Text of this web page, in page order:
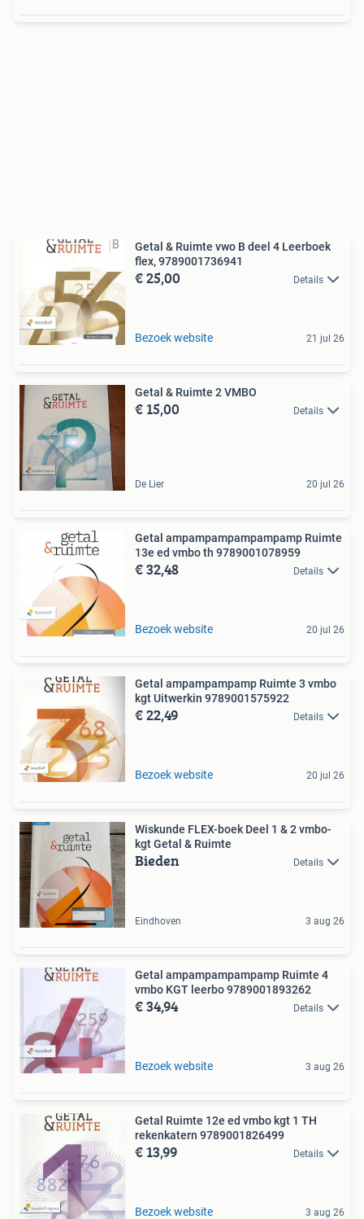
Getal & Ruimte vwo B deel 4 Leerboek
flex, 9789001736941
€ 25,00 Details
Bezoek website 21 jul 26
Getal & Ruimte 2 VMBO
€ 15,00 Details
De Lier 20 jul 26
Getal ampampampampampamp Ruimte
13e ed vmbo th 9789001078959
€ 32,48 Details
Bezoek website 20 jul 26
Getal ampampampamp Ruimte 3 vmbo
kgt Uitwerkin 9789001575922
€ 22,49 Details
Bezoek website 20 jul 26
Wiskunde FLEX-boek Deel 1 & 2 vmbo-
kgt Getal & Ruimte
Bieden Details
Eindhoven 3 aug 26
Getal ampampampampamp Ruimte 4
vmbo KGT leerbo 9789001893262
€ 34,94 Details
Bezoek website 3 aug 26
Getal Ruimte 12e ed vmbo kgt 1 TH
rekenkatern 9789001826499
€ 13,99 Details
Bezoek website 3 aug 26